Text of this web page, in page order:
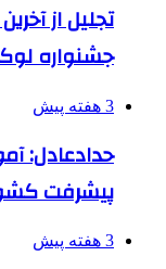
تجلیل از
جشنواره
3 هفته پیش
حدادعادل:
پیشرفت
3 هفته پیش